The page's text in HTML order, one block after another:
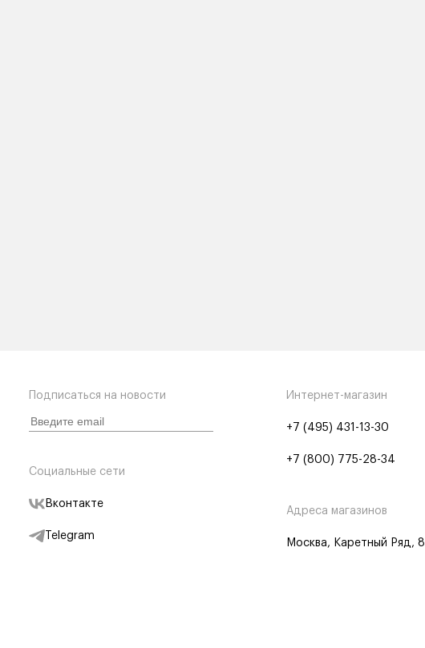
Подписаться на новости
Социальные сети
Вконтакте
Telegram
Интернет-магазин
+7 (495) 431-13-30
+7 (800) 775-28-34
Адреса магазинов
Москва, Каретный Ряд, 8